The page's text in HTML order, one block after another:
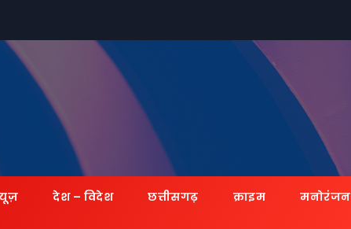
देश – विदेश छत्तीसगढ़ क्राइम मनोरंजन